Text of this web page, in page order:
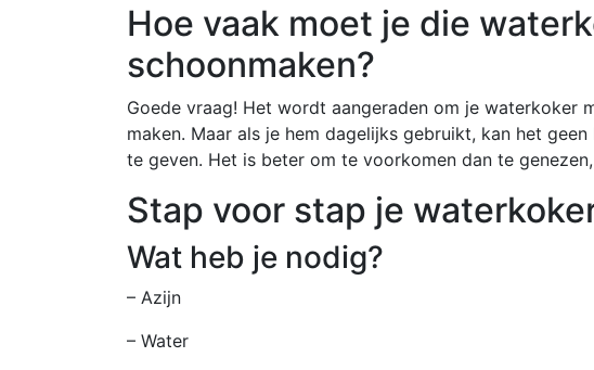
Hoe vaak moet je die
schoonmaken?
Goede vraag! Het wordt aangeraden om je waterkoker
maken. Maar als je hem dagelijks gebruikt, kan het
te geven. Het is beter om te voorkomen dan te
Stap voor stap je
Wat heb je nodig?
– Azijn
– Water